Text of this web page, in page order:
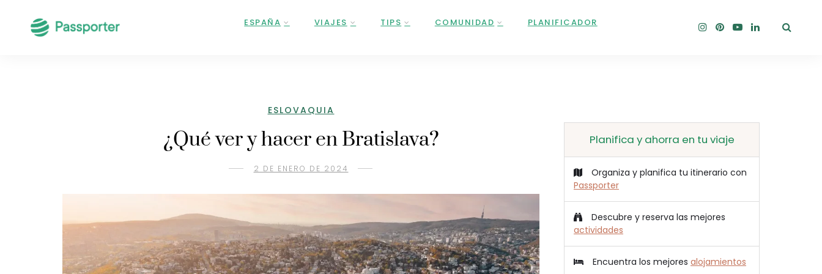
ESPAÑA VIAJES TIPS COMUNIDAD PLANIFICADOR
ESLOVAQUIA
¿Qué ver y hacer en Bratislava?
2 DE ENERO DE 2024
Planifica y ahorra en tu viaje
Organiza y planifica tu itinerario con
Passporter
Descubre y reserva las mejores
actividades
Encuentra los mejores alojamientos